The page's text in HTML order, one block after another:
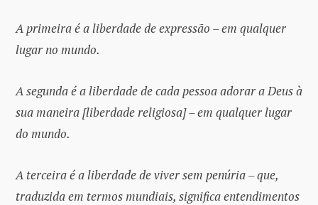
A primeira é a liberdade de expressão – em qualquer
lugar no mundo.
A segunda é a liberdade de cada pessoa adorar a Deus à
sua maneira [liberdade religiosa] – em qualquer lugar
do mundo.
A terceira é a liberdade de viver sem penúria – que,
traduzida em termos mundiais, significa entendimentos